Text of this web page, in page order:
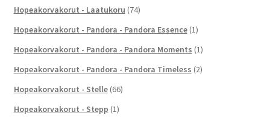
Hopeakorvakorut - Laatukoru (74)
Hopeakorvakorut - Pandora - Pandora Essence (1)
Hopeakorvakorut - Pandora - Pandora Moments (1)
Hopeakorvakorut - Pandora - Pandora Timeless (2)
Hopeakorvakorut - Stelle (66)
Hopeakorvakorut - Stepp (1)